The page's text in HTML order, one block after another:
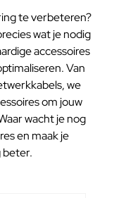
te verbeteren?
wat je nodig
accessoires
Van
we
om jouw
wacht je nog
en maak je
beter.